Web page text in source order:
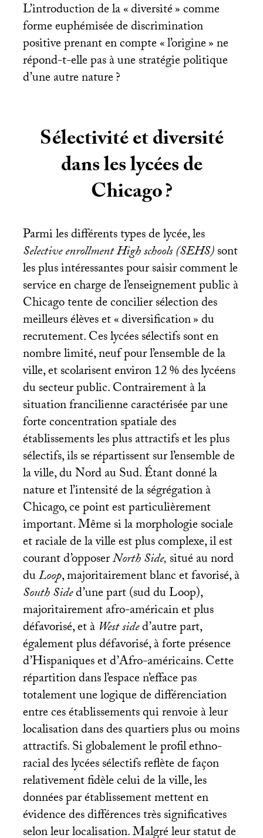
L’introduction de la «diversité» comme
forme euphémisée de discrimination
positive prenant en compte «l’origine» ne
répond-t-elle pas à une stratégie politique
d’une autre nature?
Sélectivité et diversité
dans les lycées de
Chicago?
Parmi les différents types de lycée, les
Selective enrollment High schools (SEHS)sont
les plus intéressantes pour saisir comment le
service en charge de l’enseignement public à
Chicago tente de concilier sélection des
meilleurs élèves et «diversification» du
recrutement. Ces lycées sélectifs sont en
nombre limité, neuf pour l’ensemble de la
ville, et scolarisent environ 12% des lycéens
du secteur public. Contrairement à la
situation francilienne caractérisée par une
forte concentration spatiale des
établissements les plus attractifs et les plus
sélectifs, ils se répartissent sur l’ensemble de
la ville, du Nord au Sud. Étant donné la
nature et l’intensité de la ségrégation à
Chicago, ce point est particulièrement
important. Même si la morphologie sociale
et raciale de la ville est plus complexe, il est
courant d’opposerNorth Side,situé au nord
duLoop, majoritairement blanc et favorisé, à
South Sided’une part (sud du Loop),
majoritairement afro-américain et plus
défavorisé, et à Westsided’autre part,
également plus défavorisé, à forte présence
d’Hispaniques et d’Afro-américains. Cette
répartition dans l’espace n’efface pas
totalement une logique de différenciation
entre ces établissements qui renvoie à leur
localisation dans des quartiers plus ou moins
attractifs. Si globalement le profil ethno-
racial des lycées sélectifs reflète de façon
relativement fidèle celui de la ville, les
données par établissement mettent en
évidence des différences très significatives
selon leur localisation. Malgré leur statut de